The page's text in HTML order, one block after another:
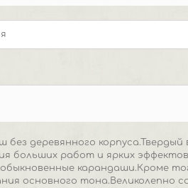
без деревянного
больших работ и ярких
карандаши.Кроме
основного тона.Великолепно